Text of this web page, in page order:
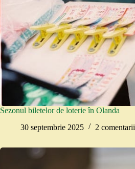
Sezonul biletelor de loterie în Olanda
30 septembrie 2025
2 comentarii